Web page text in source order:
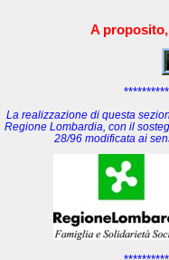
A
La realizzazione di questa
Regione Lombardia, con il
28/96 modificata ai